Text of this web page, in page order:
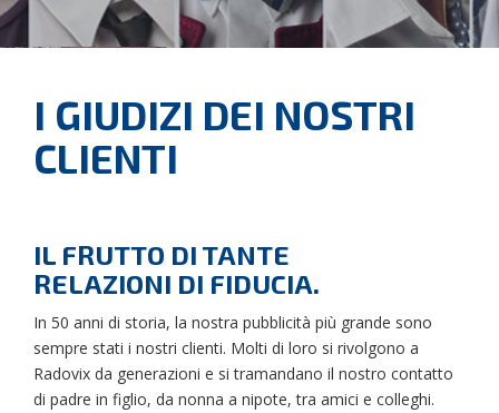
I GIUDIZI DEI NOSTRI
CLIENTI
IL FRUTTO DI TANTE
RELAZIONI DI FIDUCIA.
In 50 anni di storia, la nostra pubblicità più grande sono
sempre stati i nostri clienti. Molti di loro si rivolgono a
Radovix da generazioni e si tramandano il nostro contatto
di padre in figlio, da nonna a nipote, tra amici e colleghi.